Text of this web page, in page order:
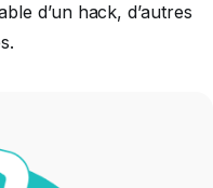
d’un hack, d’autres